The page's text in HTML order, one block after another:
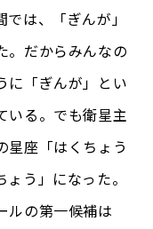
は、「ぎんが」
。だからみんなの
に「ぎんが」とい
いる。でも衛星主
星座「はくちょう
う」になった。
ルの第一候補は